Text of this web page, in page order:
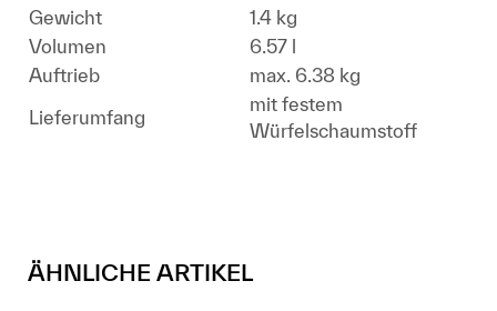
Gewicht
1.4 kg
Volumen
6.57 l
Auftrieb
max. 6.38 kg
Lieferumfang
mit festem
Würfelschaumstoff
ÄHNLICHE ARTIKEL